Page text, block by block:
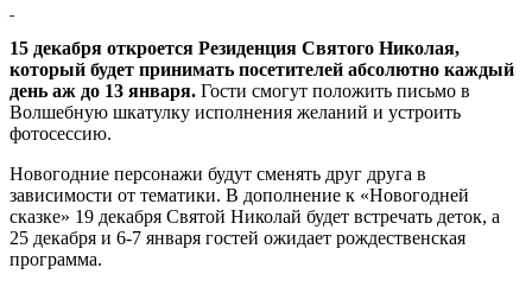
15 декабря откроется Резиденция Святого Николая,
который будет принимать посетителей абсолютно каждый
день аж до 13 января. Гости смогут положить письмо в
Волшебную шкатулку исполнения желаний и устроить
фотосессию.
Новогодние персонажи будут сменять друг друга в
зависимости от тематики. В дополнение к «Новогодней
сказке» 19 декабря Святой Николай будет встречать деток, а
25 декабря и 6-7 января гостей ожидает рождественская
программа.